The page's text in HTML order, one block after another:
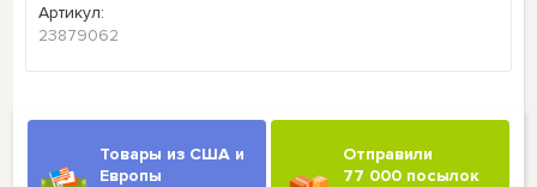
Артикул:
23879062
Товары из США и
Европы
Отправили
77 000 посылок